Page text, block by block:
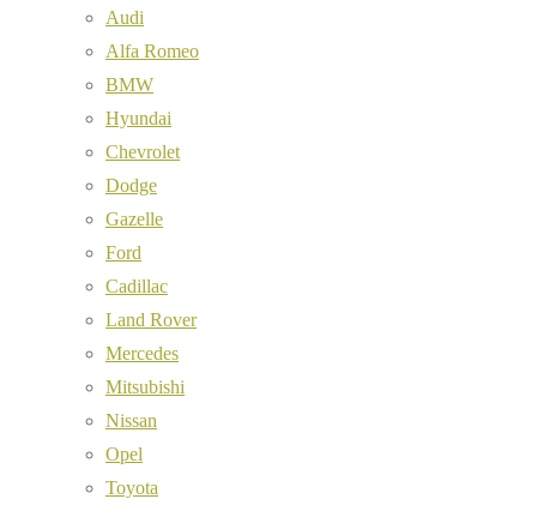
Audi
Alfa Romeo
BMW
Hyundai
Chevrolet
Dodge
Gazelle
Ford
Cadillac
Land Rover
Mercedes
Mitsubishi
Nissan
Opel
Toyota